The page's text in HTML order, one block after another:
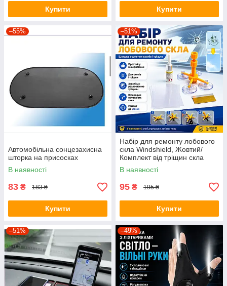
Купити Купити
–55%
Автомобільна сонцезахисна
шторка на присосках
В наявності
83 ₴ 183 ₴
Купити
–51%
Набір для ремонту лобового
скла Windshield, Жовтий/
Комплект від тріщин скла
автомобіля
В наявності
95 ₴ 195 ₴
Купити
–51% –49%